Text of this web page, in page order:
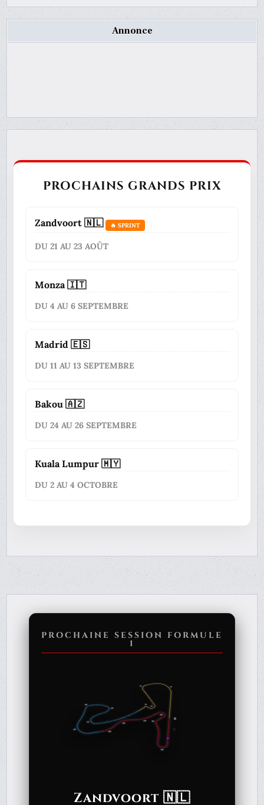
Annonce
PROCHAINS GRANDS PRIX
Zandvoort 🇳🇱 🔥 SPRINT
DU 21 AU 23 AOÛT
Monza 🇮🇹
DU 4 AU 6 SEPTEMBRE
Madrid 🇪🇸
DU 11 AU 13 SEPTEMBRE
Bakou 🇦🇿
DU 24 AU 26 SEPTEMBRE
Kuala Lumpur 🇲🇾
DU 2 AU 4 OCTOBRE
PROCHAINE SESSION FORMULE
1
Zandvoort 🇳🇱